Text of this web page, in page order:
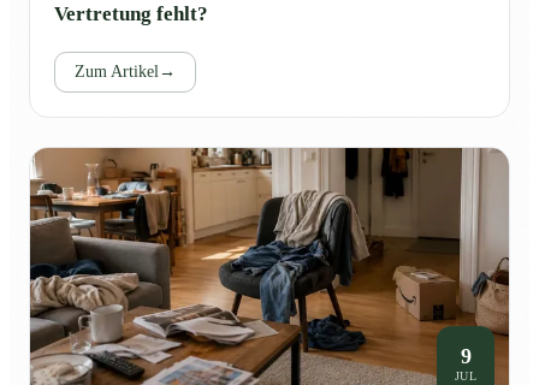
Vertretung fehlt?
Zum Artikel →
9
JUL